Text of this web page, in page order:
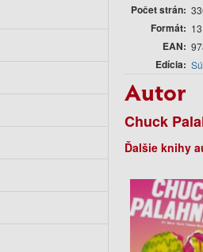
Počet strán
Formát
EAN
Edícia
Autor
Chuck
Ďalšie knihy